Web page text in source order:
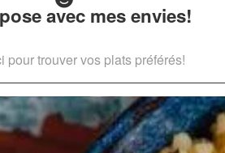
avec mes envies!
pour trouver vos plats préférés!